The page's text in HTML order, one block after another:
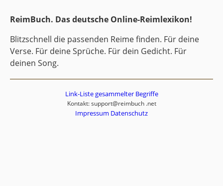
ReimBuch. Das deutsche Online-Reimlexikon!
Blitzschnell die passenden Reime finden. Für deine
Verse. Für deine Sprüche. Für dein Gedicht. Für
deinen Song.
Link-Liste gesammelter Begriffe
Kontakt: support@reimbuch .net
Impressum Datenschutz